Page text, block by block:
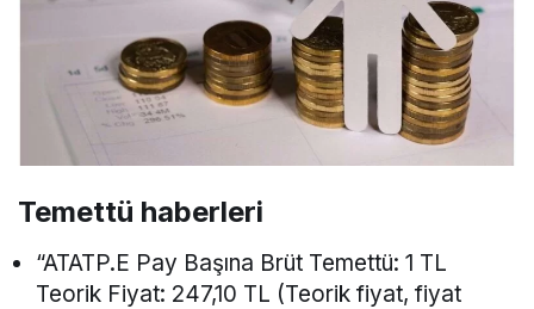
Temettü haberleri
“ATATP.E Pay Başına Brüt Temettü: 1 TL
Teorik Fiyat: 247,10 TL (Teorik fiyat, fiyat